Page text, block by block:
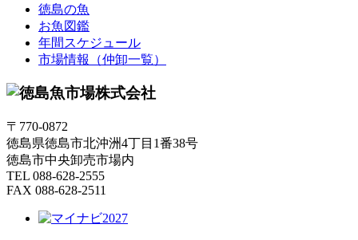
徳島の魚
お魚図鑑
年間スケジュール
市場情報（仲卸一覧）
〒770-0872
徳島県徳島市北沖洲4丁目1番38号
徳島市中央卸売市場内
TEL 088-628-2555
FAX 088-628-2511